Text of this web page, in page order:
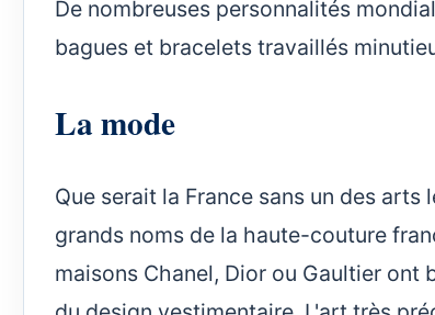
De nombreuses personnalités
bagues et bracelets travaillés
La mode
Que serait la France sans un des
grands noms de la haute-couture
maisons Chanel, Dior ou Gaultier